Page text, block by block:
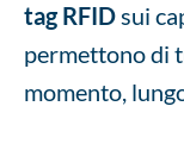
tag RFIDsui
permettono di
momento,